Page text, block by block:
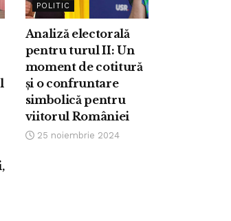
POLITIC
Analiză electorală
pentru turul II: Un
moment de cotitură
și o confruntare
simbolică pentru
viitorul României
25 noiembrie 2024